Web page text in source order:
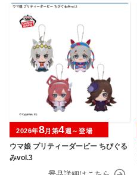
ウマ娘 プリティーダービー ちびぐる
みvol.3
2026年8月第4週～登場